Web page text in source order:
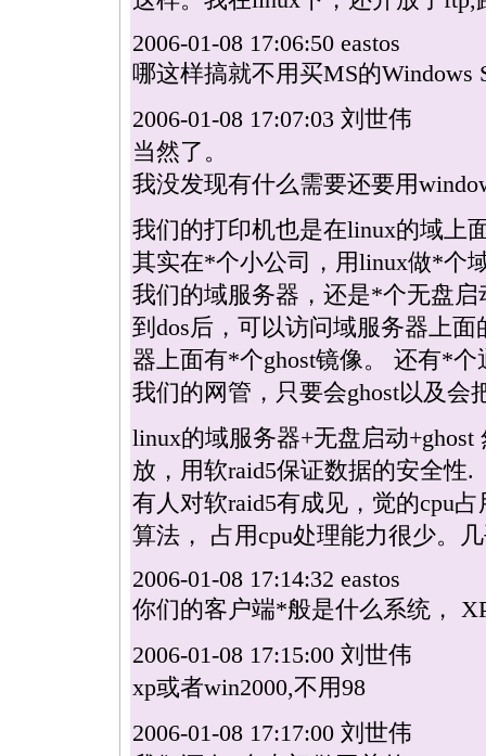
2006-01-08 17:06:50 eastos
哪这样搞就不用买MS的Windows
2006-01-08 17:07:03 刘世伟
当然了。
我没发现有什么需要还要用
我们的打印机也是在linux的域上
其实在*个小公司，用linux做*个
我们的域服务器，还是*个无盘启
到dos后，可以访问域服务器上
器上面有*个ghost镜像。 还有*个
我们的网管，只要会ghost以及会
linux的域服务器+无盘启动+ghost
放，用软raid5保证数据的安全性.
有人对软raid5有成见，觉的cpu
算法， 占用cpu处理能力很少。
2006-01-08 17:14:32 eastos
你们的客户端*般是什么系统，
2006-01-08 17:15:00 刘世伟
xp或者win2000,不用98
2006-01-08 17:17:00 刘世伟